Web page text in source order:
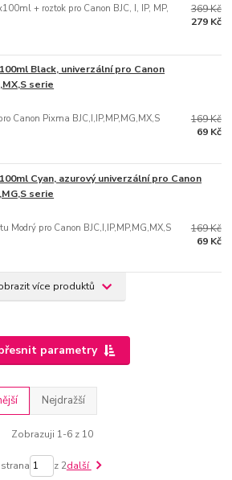
+ roztok pro Canon BJC, I, IP, MP,
369 Kč
279 Kč
Black, univerzální pro Canon
serie
Canon Pixma BJC,I,IP,MP,MG,MX,S
169 Kč
69 Kč
Cyan, azurový univerzální pro Canon
serie
Modrý pro Canon BJC,I,IP,MP,MG,MX,S
169 Kč
69 Kč
více produktů
parametry
Nejdražší
Zobrazuji 1-6 z 10
strana z 2další